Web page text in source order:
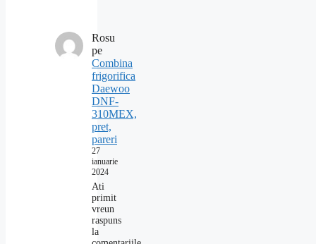
Rosu
pe
Combina
frigorifica
Daewoo
DNF-
310MEX,
pret,
pareri
27
ianuarie
2024
Ati
primit
vreun
raspuns
la